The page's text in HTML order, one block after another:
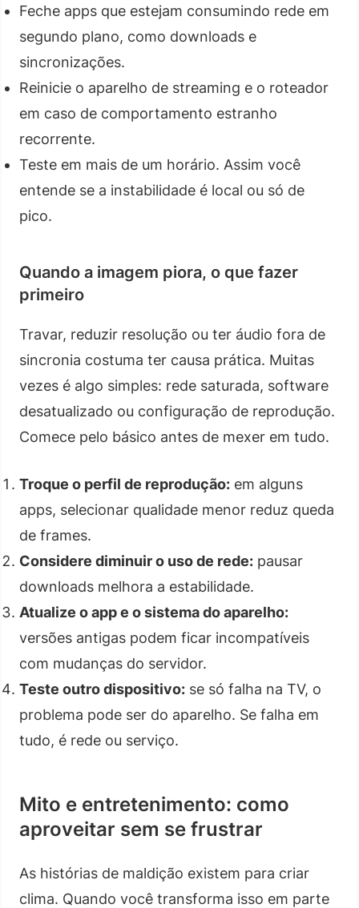
Feche apps que estejam consumindo rede em
segundo plano, como downloads e
sincronizações.
Reinicie o aparelho de streaming e o roteador
em caso de comportamento estranho
recorrente.
Teste em mais de um horário. Assim você
entende se a instabilidade é local ou só de
pico.
Quando a imagem piora, o que fazer
primeiro
Travar, reduzir resolução ou ter áudio fora de
sincronia costuma ter causa prática. Muitas
vezes é algo simples: rede saturada, software
desatualizado ou configuração de reprodução.
Comece pelo básico antes de mexer em tudo.
Troque o perfil de reprodução: em alguns
apps, selecionar qualidade menor reduz queda
de frames.
Considere diminuir o uso de rede: pausar
downloads melhora a estabilidade.
Atualize o app e o sistema do aparelho:
versões antigas podem ficar incompatíveis
com mudanças do servidor.
Teste outro dispositivo: se só falha na TV, o
problema pode ser do aparelho. Se falha em
tudo, é rede ou serviço.
Mito e entretenimento: como
aproveitar sem se frustrar
As histórias de maldição existem para criar
clima. Quando você transforma isso em parte